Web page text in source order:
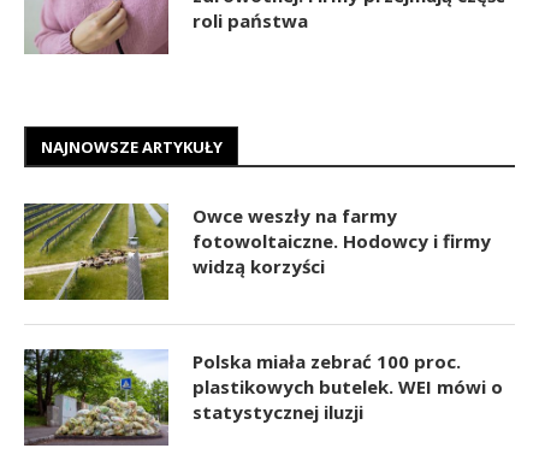
roli państwa
NAJNOWSZE ARTYKUŁY
Owce weszły na farmy
fotowoltaiczne. Hodowcy i firmy
widzą korzyści
Polska miała zebrać 100 proc.
plastikowych butelek. WEI mówi o
statystycznej iluzji